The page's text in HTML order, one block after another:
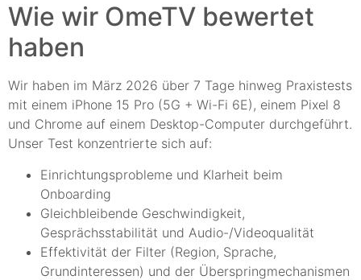
Wie wir OmeTV bewertet
haben
Wir haben im März 2026 über 7 Tage hinweg Praxistests
mit einem iPhone 15 Pro (5G + Wi-Fi 6E), einem Pixel 8
und Chrome auf einem Desktop-Computer durchgeführt.
Unser Test konzentrierte sich auf:
Einrichtungsprobleme und Klarheit beim
Onboarding
Gleichbleibende Geschwindigkeit,
Gesprächsstabilität und Audio-/Videoqualität
Effektivität der Filter (Region, Sprache,
Grundinteressen) und der Überspringmechanismen